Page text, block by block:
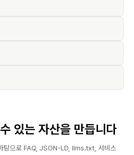
있는 자산을 만듭니다
으로 FAQ, JSON-LD, llms.txt, 서비스